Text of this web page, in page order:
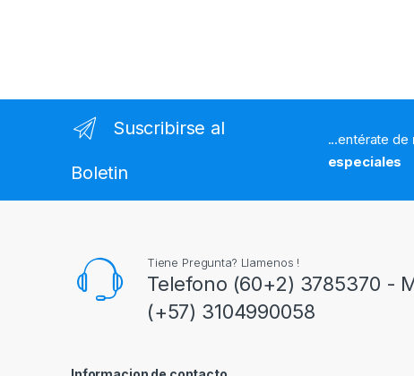
Suscribirse al
Boletin
...entérate de
especiales
Tiene Pregunta? Llamenos !
Telefono (60+2) 3785370 -
(+57) 3104990058